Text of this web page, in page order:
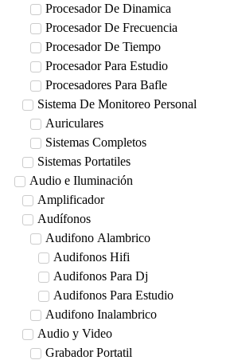
Procesador De Dinamica
Procesador De Frecuencia
Procesador De Tiempo
Procesador Para Estudio
Procesadores Para Bafle
Sistema De Monitoreo Personal
Auriculares
Sistemas Completos
Sistemas Portatiles
Audio e Iluminación
Amplificador
Audífonos
Audifono Alambrico
Audifonos Hifi
Audifonos Para Dj
Audifonos Para Estudio
Audifono Inalambrico
Audio y Video
Grabador Portatil